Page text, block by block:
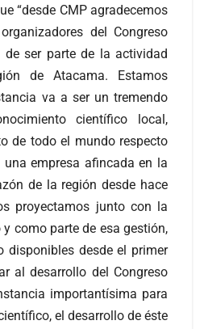
“desde CMP agradecemos
del Congreso
ser parte de la actividad
de Atacama. Estamos
va a ser un tremendo
científico local,
de todo el mundo respecto
empresa afincada en la
de la región desde hace
proyectamos junto con la
como parte de esa gestión,
disponibles desde el primer
al desarrollo del Congreso
importantísima para
el desarrollo de éste